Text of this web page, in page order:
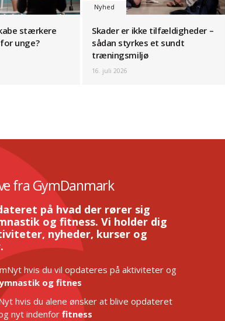
stærkere
unge?
Nyhed
Skader er ikke tilfældigheder –
sådan styrkes et sundt
træningsmiljø
16. juli 2026
fra GymDanmark
på hvad der rører sig
og fitness. Vi holder dig
nyheder, kurser og
hvis du vil opdateres på aktiviteter og
og fitnes
hvis du alene ønsker at blive opdateret
nyt indenfor fitness